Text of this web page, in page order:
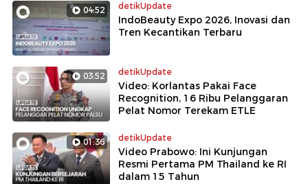
04:52 detikUpdate
IndoBeauty Expo 2026, Inovasi dan
Tren Kecantikan Terbaru
03:52 detikUpdate
Video: Korlantas Pakai Face
Recognition, 16 Ribu Pelanggaran
Pelat Nomor Terekam ETLE
01:36 detikUpdate
Video Prabowo: Ini Kunjungan
Resmi Pertama PM Thailand ke RI
dalam 15 Tahun